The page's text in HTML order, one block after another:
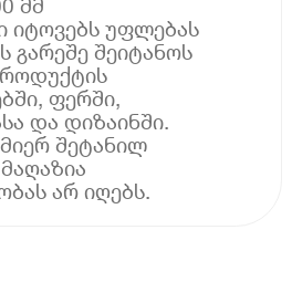
იტოვებს უფლებას
გარეშე შეიტანოს
ფერში,
და დიზაინში.
შეტანილ
არ იღებს.